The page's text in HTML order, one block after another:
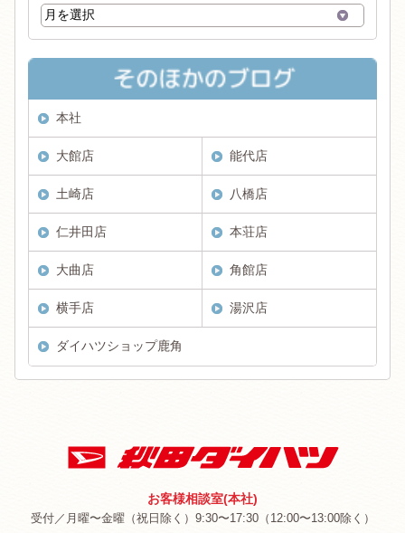
本社
大館店 能代店
土崎店 八橋店
仁井田店 本荘店
大曲店 角館店
横手店 湯沢店
ダイハツショップ鹿角
お客様相談室(本社)
受付／月曜〜金曜（祝日除く）9:30〜17:30（12:00〜13:00除く）